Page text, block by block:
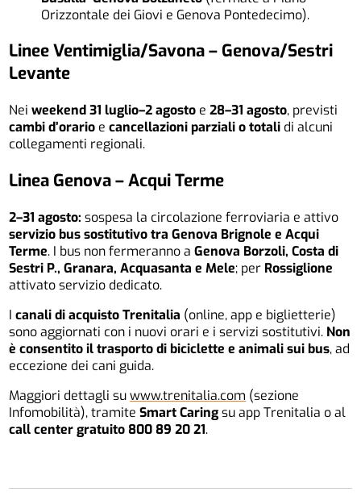
Orizzontale dei Giovi e Genova Pontedecimo).
Linee Ventimiglia/Savona – Genova/Sestri
Levante
Neiweekend 31 luglio–2 agosto e28–31 agosto, previsti
cambi d’orario ecancellazioni parziali o totali di alcuni
collegamenti regionali.
Linea Genova – Acqui Terme
2–31 agosto: sospesa la circolazione ferroviaria e attivo
servizio bus sostitutivo tra Genova Brignole e Acqui
Terme. I bus non fermeranno aGenova Borzoli, Costa di
Sestri P., Granara, Acquasanta e Mele; per Rossiglione
attivato servizio dedicato.
Icanali di acquisto Trenitalia (online, app e biglietterie)
sono aggiornati con i nuovi orari e i servizi sostitutivi. Non
è consentito il trasporto di biciclette e animali sui bus, ad
eccezione dei cani guida.
Maggiori dettagli suwww.trenitalia.com (sezione
Infomobilità), tramiteSmart Caringsu app Trenitalia o al
call center gratuito 800 89 20 21.